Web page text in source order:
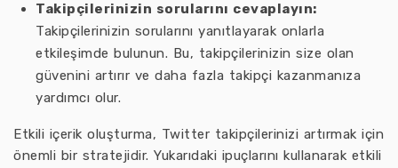
Takipçilerinizin sorularını cevaplayın:
Takipçilerinizin sorularını yanıtlayarak onlarla
etkileşimde bulunun. Bu, takipçilerinizin size olan
güvenini artırır ve daha fazla takipçi kazanmanıza
yardımcı olur.
Etkili içerik oluşturma, Twitter takipçilerinizi artırmak için
önemli bir stratejidir. Yukarıdaki ipuçlarını kullanarak etkili